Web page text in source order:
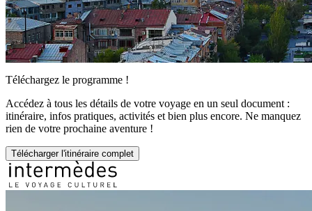
Téléchargez le programme !
Accédez à tous les détails de votre voyage en un seul document :
itinéraire, infos pratiques, activités et bien plus encore. Ne manquez
rien de votre prochaine aventure !
Télécharger l'itinéraire complet